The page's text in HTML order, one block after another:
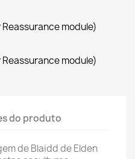
module)
module)
do produto
de Blaidd de Elden